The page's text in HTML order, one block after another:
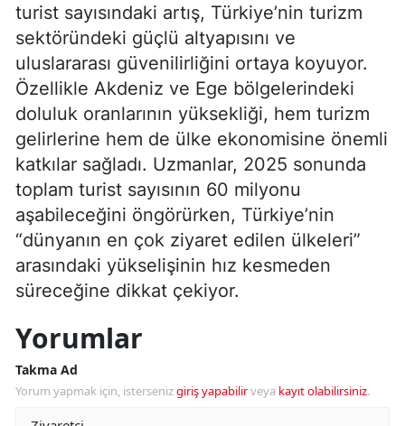
turist sayısındaki artış, Türkiye’nin turizm
sektöründeki güçlü altyapısını ve
uluslararası güvenilirliğini ortaya koyuyor.
Özellikle Akdeniz ve Ege bölgelerindeki
doluluk oranlarının yüksekliği, hem turizm
gelirlerine hem de ülke ekonomisine önemli
katkılar sağladı. Uzmanlar, 2025 sonunda
toplam turist sayısının 60 milyonu
aşabileceğini öngörürken, Türkiye’nin
“dünyanın en çok ziyaret edilen ülkeleri”
arasındaki yükselişinin hız kesmeden
süreceğine dikkat çekiyor.
Yorumlar
Takma Ad
Yorum yapmak için, istersenizgiriş yapabilirveya kayıt olabilirsiniz.